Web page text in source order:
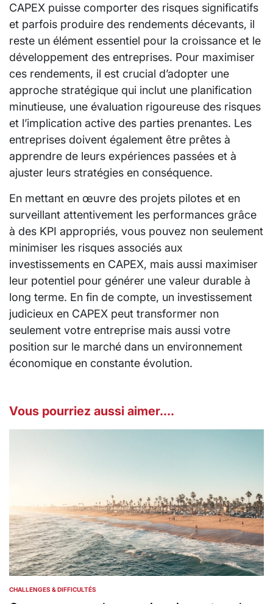
CAPEX puisse comporter des risques significatifs
et parfois produire des rendements décevants, il
reste un élément essentiel pour la croissance et le
développement des entreprises. Pour maximiser
ces rendements, il est crucial d’adopter une
approche stratégique qui inclut une planification
minutieuse, une évaluation rigoureuse des risques
et l’implication active des parties prenantes. Les
entreprises doivent également être prêtes à
apprendre de leurs expériences passées et à
ajuster leurs stratégies en conséquence.
En mettant en œuvre des projets pilotes et en
surveillant attentivement les performances grâce
à des KPI appropriés, vous pouvez non seulement
minimiser les risques associés aux
investissements en CAPEX, mais aussi maximiser
leur potentiel pour générer une valeur durable à
long terme. En fin de compte, un investissement
judicieux en CAPEX peut transformer non
seulement votre entreprise mais aussi votre
position sur le marché dans un environnement
économique en constante évolution.
Vous pourriez aussi aimer....
POSTED
IN
CHALLENGES & DIFFICULTÉS